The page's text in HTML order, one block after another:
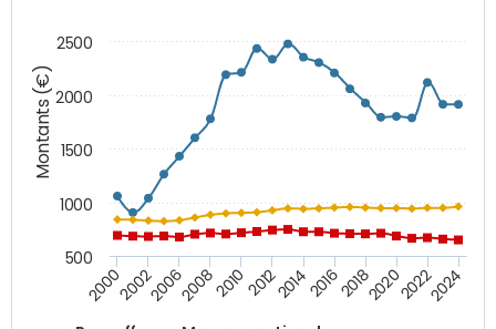
Montants (€)
200020022006200820102012201420162018202020222024
500
1000
1500
2000
2500